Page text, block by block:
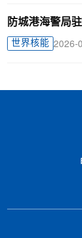
防城港海警局
世界核能 2026-